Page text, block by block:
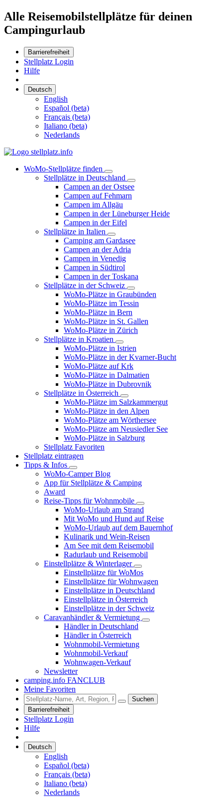
Alle Reisemobilstellplätze für deinen
Campingurlaub
Barrierefreiheit
Stellplatz Login
Hilfe
Deutsch
English
Español (beta)
Français (beta)
Italiano (beta)
Nederlands
WoMo-Stellplätze finden
Stellplätze in Deutschland
Campen an der Ostsee
Campen auf Fehmarn
Campen im Allgäu
Campen in der Lüneburger Heide
Campen in der Eifel
Stellplätze in Italien
Camping am Gardasee
Campen an der Adria
Campen in Venedig
Campen in Südtirol
Campen in der Toskana
Stellplätze in der Schweiz
WoMo-Plätze in Graubünden
WoMo-Plätze im Tessin
WoMo-Plätze in Bern
WoMo-Plätze in St. Gallen
WoMo-Plätze in Zürich
Stellplätze in Kroatien
WoMo-Plätze in Istrien
WoMo-Plätze in der Kvarner-Bucht
WoMo-Plätze auf Krk
WoMo-Plätze in Dalmatien
WoMo-Plätze in Dubrovnik
Stellplätze in Österreich
WoMo-Plätze im Salzkammergut
WoMo-Plätze in den Alpen
WoMo-Plätze am Wörthersee
WoMo-Plätze am Neusiedler See
WoMo-Plätze in Salzburg
Stellplatz Favoriten
Stellplatz eintragen
Tipps & Infos
WoMo-Camper Blog
App für Stellplätze & Camping
Award
Reise-Tipps für Wohnmobile
WoMo-Urlaub am Strand
Mit WoMo und Hund auf Reise
WoMo-Urlaub auf dem Bauernhof
Kulinarik und Wein-Reisen
Am See mit dem Reisemobil
Radurlaub und Reisemobil
Einstellplätze & Winterlager
Einstellplätze für WoMos
Einstellplätze für Wohnwagen
Einstellplätze in Deutschland
Einstellplätze in Österreich
Einstellplätze in der Schweiz
Caravanhändler & Vermietung
Händler in Deutschland
Händler in Österreich
Wohnmobil-Vermietung
Wohnmobil-Verkauf
Wohnwagen-Verkauf
Newsletter
camping.info FANCLUB
Meine Favoriten
Suchen
Barrierefreiheit
Stellplatz Login
Hilfe
Deutsch
English
Español (beta)
Français (beta)
Italiano (beta)
Nederlands